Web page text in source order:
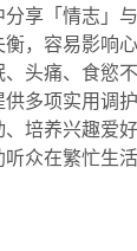
享「情志」
，容易影响
头痛、食慾
多项实用调
培养兴趣爱
众在繁忙生